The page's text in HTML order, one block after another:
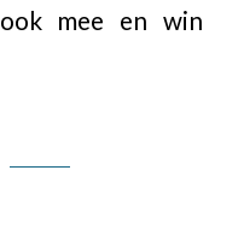
mee en win